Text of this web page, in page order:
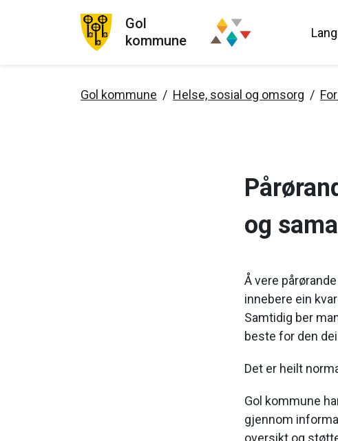
Gol
kommune
Gol kommune Helse, sosial og omsorg
og
Å vere
innebere ein
Samtidig ber
beste for den
Det er heilt
Gol kommune
gjennom
oversikt og